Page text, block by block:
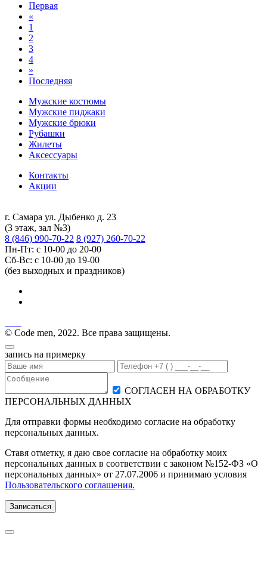
Первая
«
1
2
3
4
»
Последняя
Мужские костюмы
Мужские пиджаки
Мужские брюки
Рубашки
Жилеты
Аксессуары
Контакты
Акции
г. Самара ул. Дыбенко д. 23
(3 этаж, зал №3)
8 (846) 990-70-22 8 (927) 260-70-22
Пн-Пт: с 10-00 до 20-00
Сб-Вс: с 10-00 до 19-00
(без выходных и праздников)
© Code men, 2022. Все права защищены.
запись на примерку
СОГЛАСЕН НА ОБРАБОТКУ
ПЕРСОНАЛЬНЫХ ДАННЫХ
Для отправки формы необходимо согласие на обработку
персональных данных.
Ставя отметку, я даю свое согласие на обработку моих
персональных данных в соответствии с законом №152-ФЗ «О
персональных данных» от 27.07.2006 и принимаю условия
Пользовательского соглашения.
Записаться